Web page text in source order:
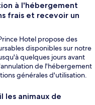
à l'hébergement
frais et recevoir un
Hotel propose des
disponibles sur notre
quelques jours avant
de l'hébergement
générales d'utilisation.
animaux de